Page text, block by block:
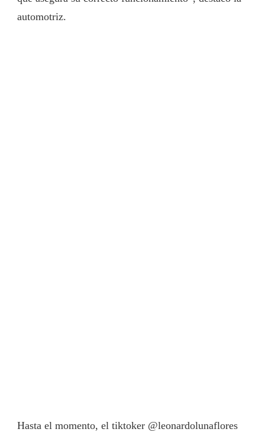
automotriz.
Hasta el momento, el tiktoker @leonardolunaflores